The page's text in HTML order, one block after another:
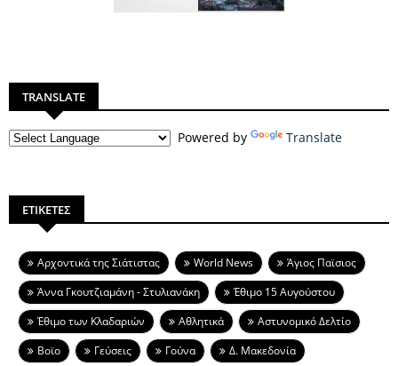
TRANSLATE
Powered by Translate
ΕΤΙΚΕΤΕΣ
Aρχοντικά της Σιάτιστας World News
Άγιος Παϊσιος
Άννα Γκουτζιαμάνη - Στυλιανάκη
Έθιμο 15 Αυγούστου
Έθιμο των Κλαδαριών
Αθλητικά
Αστυνομικό Δελτίο
Βοϊο
Γεύσεις Γούνα
Δ. Μακεδονία